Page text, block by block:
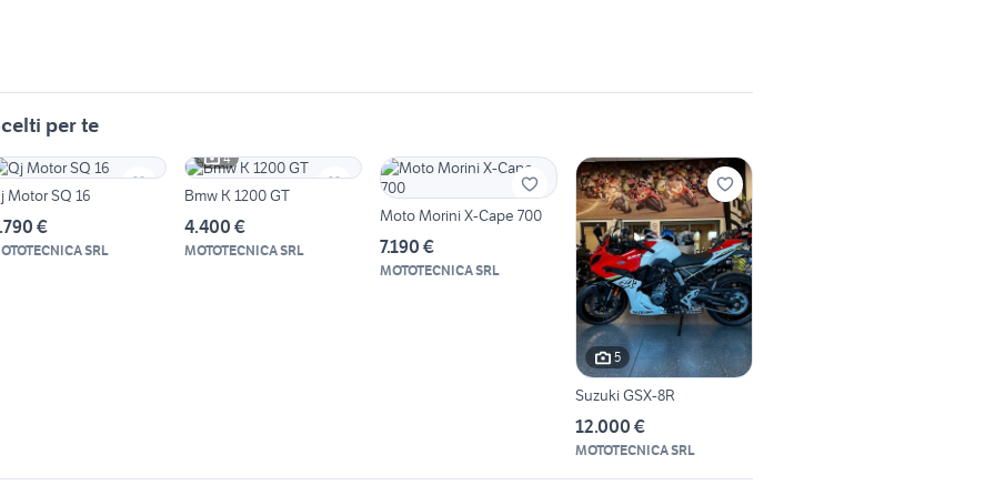
per te
Motor SQ 16
€
SRL
4
Bmw K 1200 GT
4.400 €
MOTOTECNICA SRL
Moto Morini X-Cape 700
7.190 €
MOTOTECNICA SRL
5
Suzuki GSX-8R
12.000 €
MOTOTECNICA SRL